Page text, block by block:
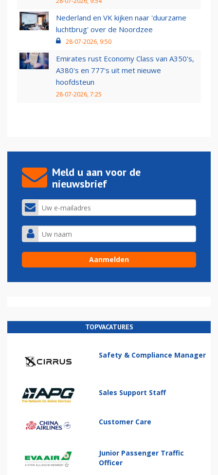
Nederland en VK kijken naar 'duurzame
luchtbrug' over de Noordzee
28-07-2026, 9:50
Emirates rust Economy Class van A350's,
A380's en 777's uit met nieuwe
hoofdsteun
28-07-2026, 7:25
Meld u aan voor de
nieuwsbrief
TOPVACATURES
Safety & Compliance Manager
Sales Support Staff
Customer Care
Junior Passenger Traffic
Officer